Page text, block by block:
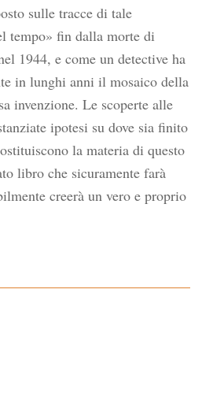
sulle tracce di tale
tempo» fin dalla morte di
1944, e come un detective ha
in lunghi anni il mosaico della
invenzione. Le scoperte alle
ipotesi su dove sia finito
la materia di questo
libro che sicuramente farà
creerà un vero e proprio